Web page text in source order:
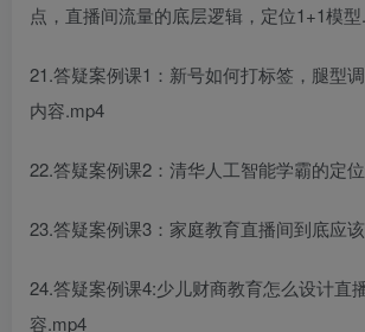
点，直播间流量的底层逻辑，定位1+1模
21.答疑案例课1：新号如何打标签，腿型
内容.mp4
22.答疑案例课2：清华人工智能学霸的定
23.答疑案例课3：家庭教育直播间到底应
24.答疑案例课4:少儿财商教育怎么设计直
容.mp4